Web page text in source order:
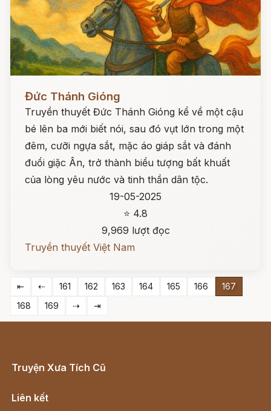
Đức Thánh Gióng
Truyền thuyết Đức Thánh Gióng kể về một cậu
bé lên ba mới biết nói, sau đó vụt lớn trong một
đêm, cưỡi ngựa sắt, mặc áo giáp sắt và đánh
đuổi giặc Ân, trở thành biểu tượng bất khuất
của lòng yêu nước và tinh thần dân tộc.
19-05-2025
⭐ 4.8
9,969 lượt đọc
Truyền thuyết Việt Nam
⇤ ⇠ 161 162 163 164 165 166
167
168
169 ⇢ ⇥
Truyện Xưa Tích Cũ
Liên kết